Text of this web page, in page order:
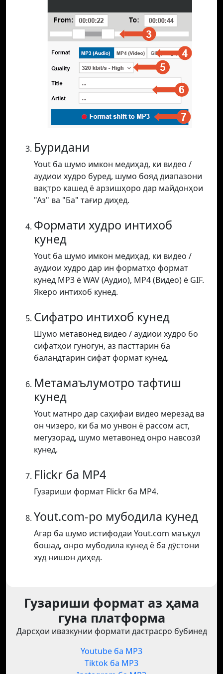
Буридани
Yout ба шумо имкон медиҳад, ки видео /
аудиои худро буред, шумо бояд диапазони
вақтро кашед ё арзишҳоро дар майдонҳои
"Аз" ва "Ба" тағир диҳед.
Формати худро интихоб
кунед
Yout ба шумо имкон медиҳад, ки видео /
аудиои худро дар ин форматҳо формат
кунед MP3 ё WAV (Аудио), MP4 (Видео) ё GIF.
Якеро интихоб кунед.
Сифатро интихоб кунед
Шумо метавонед видео / аудиои худро бо
сифатҳои гуногун, аз пасттарин ба
баландтарин сифат формат кунед.
Метамаълумотро тафтиш
кунед
Yout матнро дар саҳифаи видео мерезад ва
он чизеро, ки ба мо унвон ё рассом аст,
мегузорад, шумо метавонед онро навсозӣ
кунед.
Flickr ба MP4
Гузариши формат Flickr ба MP4.
Yout.com-ро мубодила кунед
Агар ба шумо истифодаи Yout.com маъқул
бошад, онро мубодила кунед ё ба дӯстони
худ нишон диҳед.
Гузариши формат аз ҳама
гуна платформа
Дарсҳои ивазкунии формати дастрасро бубинед
Youtube ба MP3
Tiktok ба MP3